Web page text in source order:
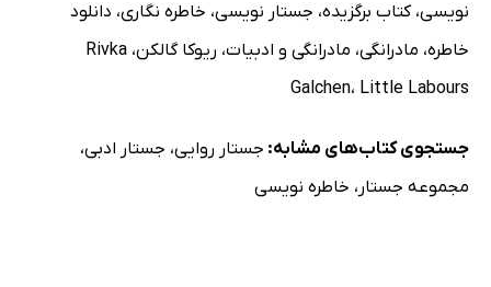
نویسی،کتاب برگزیده، جستار نویسی، خاطره نگاری، دانلود
خاطره، مادرانگی، مادرانگی و ادبیات، ریوکا گالکن، Rivka
Galchen، Little Labours
جستجوی کتاب‌های مشابه: جستار روایی، جستار ادبی،
مجموعه جستار ، خاطره نویسی